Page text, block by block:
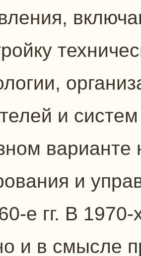
и
варианте
и
е гг. В
и в смысле